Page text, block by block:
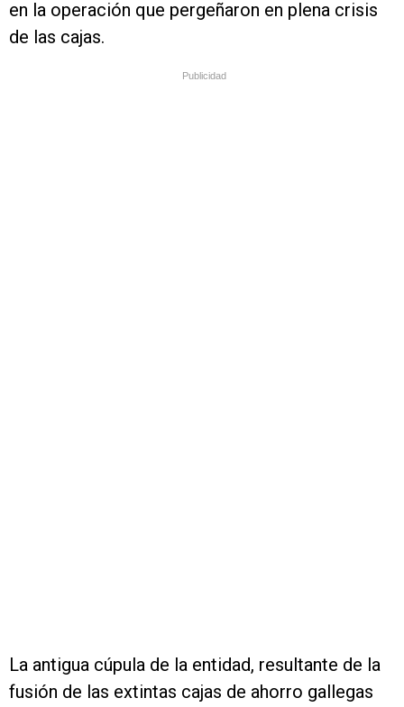
en la operación que pergeñaron en plena crisis
de las cajas.
Publicidad
La antigua cúpula de la entidad, resultante de la
fusión de las extintas cajas de ahorro gallegas